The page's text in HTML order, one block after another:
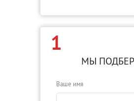
1
МЫ
Ваше имя